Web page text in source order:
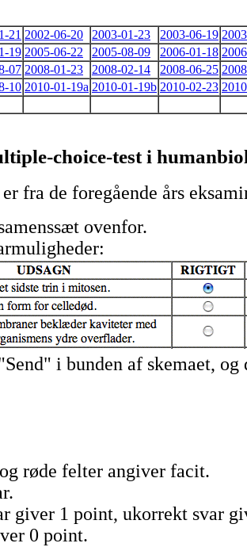
21 2002-06-20 2003-01-23 2003-06-19
19 2005-06-22 2005-08-09 2006-01-18
07 2008-01-23 2008-02-14 2008-06-25
10 2010-01-19a 2010-01-19b 2010-02-23
choice-test i
fra de foregående års
ovenfor.
i bunden af skemaet,
røde felter angiver facit.
giver 1 point, ukorrekt svar
0 point.